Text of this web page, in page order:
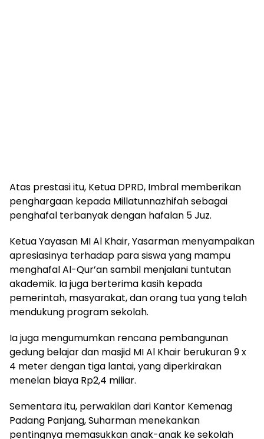
Atas prestasi itu, Ketua DPRD, Imbral memberikan
penghargaan kepada Millatunnazhifah sebagai
penghafal terbanyak dengan hafalan 5 Juz.
Ketua Yayasan MI Al Khair, Yasarman menyampaikan
apresiasinya terhadap para siswa yang mampu
menghafal Al-Qur’an sambil menjalani tuntutan
akademik. Ia juga berterima kasih kepada
pemerintah, masyarakat, dan orang tua yang telah
mendukung program sekolah.
Ia juga mengumumkan rencana pembangunan
gedung belajar dan masjid MI Al Khair berukuran 9 x
4 meter dengan tiga lantai, yang diperkirakan
menelan biaya Rp2,4 miliar.
Sementara itu, perwakilan dari Kantor Kemenag
Padang Panjang, Suharman menekankan
pentingnya memasukkan anak-anak ke sekolah